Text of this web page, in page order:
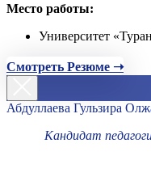
Место работы:
Университет
Смотреть Резюме ➝
Абдуллаева Гульзира
Кандидат